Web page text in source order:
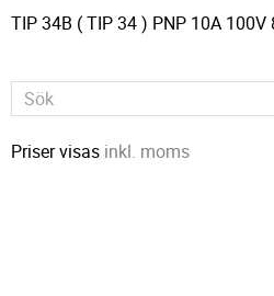
TIP 34B ( TIP 34 ) PNP 10A
Priser visas inkl. moms